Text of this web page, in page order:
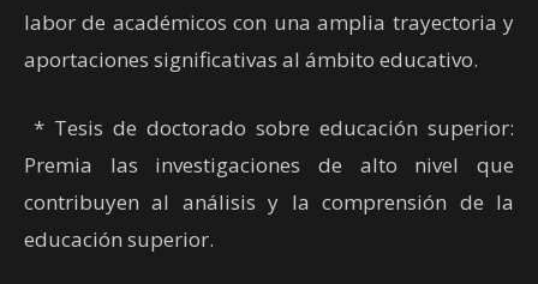
labor de académicos con una amplia trayectoria y
aportaciones significativas al ámbito educativo.
* Tesis de doctorado sobre educación superior:
Premia las investigaciones de alto nivel que
contribuyen al análisis y la comprensión de la
educación superior.